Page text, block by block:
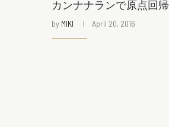
カンナナランで原点回帰
by MIKI April 20, 2016